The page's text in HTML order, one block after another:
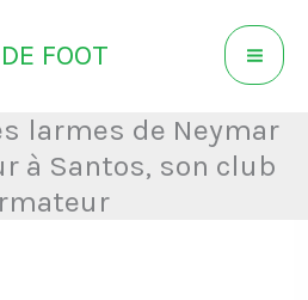
FOOT
larmes de Neymar
à Santos, son club